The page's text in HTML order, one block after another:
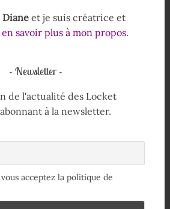
Dianeet je suis créatrice et
en savoir plus à mon propos.
Newsletter
de l'actualité des Locket
à la newsletter.
acceptez la politique de